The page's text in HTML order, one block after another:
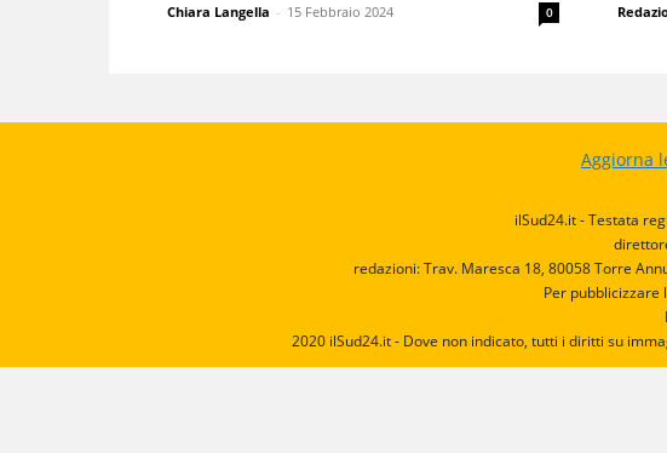
Chiara Langella - 15 Febbraio 2024 0
Aggiorna
ilSud24.it - Testata
redazioni: Trav. Maresca 18, 80058 Torre
Per
2020 ilSud24.it - Dove non indicato, tutti i diritti su